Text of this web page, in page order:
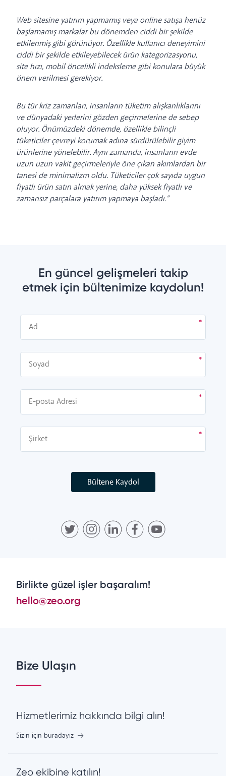
Web sitesine yatırım yapmamış veya online satışa henüz
başlamamış markalar bu dönemden ciddi bir şekilde
etkilenmiş gibi görünüyor. Özellikle kullanıcı deneyimini
ciddi bir şekilde etkileyebilecek ürün kategorizasyonu,
site hızı, mobil öncelikli indeksleme gibi konulara büyük
önem verilmesi gerekiyor.
Bu tür kriz zamanları, insanların tüketim alışkanlıklarını
ve dünyadaki yerlerini gözden geçirmelerine de sebep
oluyor. Önümüzdeki dönemde, özellikle bilinçli
tüketiciler çevreyi korumak adına sürdürülebilir giyim
ürünlerine yönelebilir. Aynı zamanda, insanların evde
uzun uzun vakit geçirmeleriyle öne çıkan akımlardan bir
tanesi de minimalizm oldu. Tüketiciler çok sayıda uygun
fiyatlı ürün satın almak yerine, daha yüksek fiyatlı ve
zamansız parçalara yatırım yapmaya başladı.”
En güncel gelişmeleri takip
etmek için bültenimize kaydolun!
Bültene Kaydol
Birlikte güzel işler başaralım!
hello@zeo.org
Bize Ulaşın
Hizmetlerimiz hakkında bilgi alın!
Sizin için buradayız
Zeo ekibine katılın!